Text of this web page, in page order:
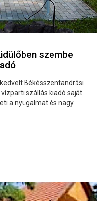
szembe
Békésszentandrási
szállás kiadó saját
a nyugalmat és nagy